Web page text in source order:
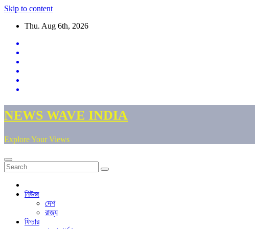
Skip to content
Thu. Aug 6th, 2026
NEWS WAVE INDIA
Explore Your Views
নিউজ
দেশ
রাজ্য
ফিচার